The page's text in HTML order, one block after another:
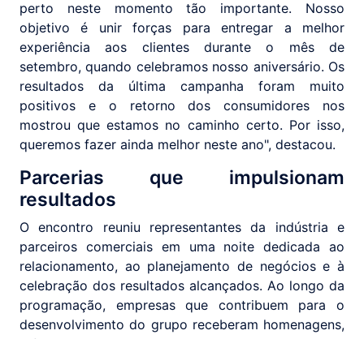
perto neste momento tão importante. Nosso
objetivo é unir forças para entregar a melhor
experiência aos clientes durante o mês de
setembro, quando celebramos nosso aniversário. Os
resultados da última campanha foram muito
positivos e o retorno dos consumidores nos
mostrou que estamos no caminho certo. Por isso,
queremos fazer ainda melhor neste ano", destacou.
Parcerias que impulsionam
resultados
O encontro reuniu representantes da indústria e
parceiros comerciais em uma noite dedicada ao
relacionamento, ao planejamento de negócios e à
celebração dos resultados alcançados. Ao longo da
programação, empresas que contribuem para o
desenvolvimento do grupo receberam homenagens,